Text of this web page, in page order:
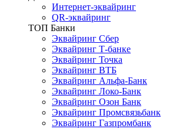
Интернет-эквайринг
QR-эквайринг
ТОП Банки
Эквайринг Сбер
Эквайринг Т-банке
Эквайринг Точка
Эквайринг ВТБ
Эквайринг Альфа-Банк
Эквайринг Локо-Банк
Эквайринг Озон Банк
Эквайринг Промсвязьбанк
Эквайринг Газпромбанк